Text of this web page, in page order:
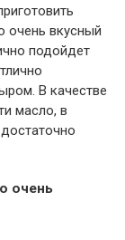
очень вкусный
подойдет
В качестве
масло, в
очень